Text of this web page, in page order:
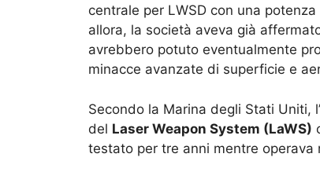
centrale per LWSD con una
allora, la società aveva già
avrebbero potuto eventualmente
minacce avanzate di superficie e
Secondo la Marina degli Stati Uniti,
del Laser Weapon System (LaWS)
testato per tre anni mentre operava